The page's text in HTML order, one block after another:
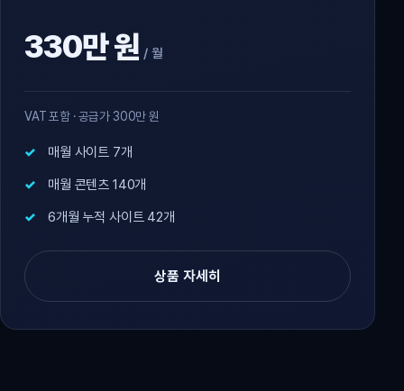
330만 원 / 월
VAT 포함 · 공급가 300만 원
매월 사이트 7개
매월 콘텐츠 140개
6개월 누적 사이트 42개
상품 자세히